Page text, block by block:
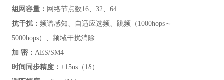
组网容量： 网络节点数16、32、64
抗干扰： 频谱感知、自适应选频、跳频（1000hops～
5000hops）、频域干扰消除
加 密： AES/SM4
时间同步精度： ±15ns（1δ）